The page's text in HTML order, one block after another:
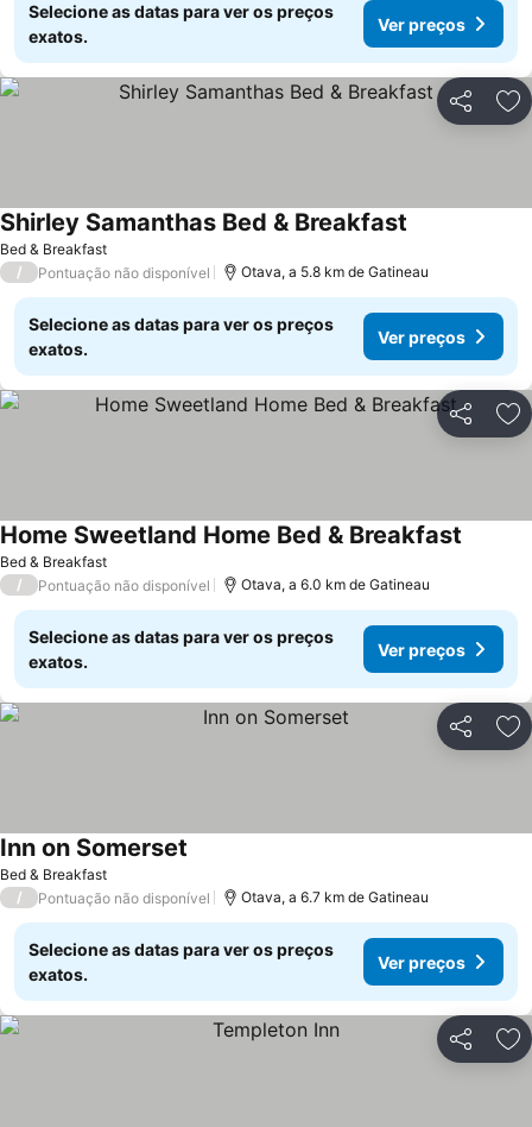
Selecione as datas para ver os preços
exatos.
Ver preços
Partilhar
Bed & Breakfast
Shirley Samanthas Bed & Breakfast
/ Pontuação não disponível Otava, a 5.8 km de Gatineau
Selecione as datas para ver os preços
exatos.
Ver preços
Partilhar
Bed & Breakfast
Home Sweetland Home Bed & Breakfast
/ Pontuação não disponível Otava, a 6.0 km de Gatineau
Selecione as datas para ver os preços
exatos.
Ver preços
Partilhar
Bed & Breakfast
Inn on Somerset
/ Pontuação não disponível Otava, a 6.7 km de Gatineau
Selecione as datas para ver os preços
exatos.
Ver preços
Partilhar